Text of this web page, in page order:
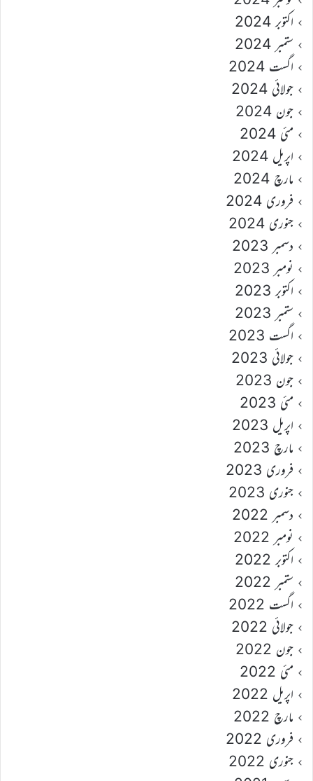
اکتوبر 2024
ستمبر 2024
اگست 2024
جولائی 2024
جون 2024
مئی 2024
اپریل 2024
مارچ 2024
فروری 2024
جنوری 2024
دسمبر 2023
نومبر 2023
اکتوبر 2023
ستمبر 2023
اگست 2023
جولائی 2023
جون 2023
مئی 2023
اپریل 2023
مارچ 2023
فروری 2023
جنوری 2023
دسمبر 2022
نومبر 2022
اکتوبر 2022
ستمبر 2022
اگست 2022
جولائی 2022
جون 2022
مئی 2022
اپریل 2022
مارچ 2022
فروری 2022
جنوری 2022